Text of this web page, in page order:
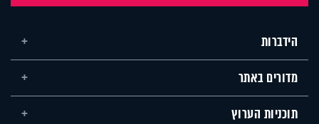
הידברות
מדורים באתר
תוכניות הערוץ